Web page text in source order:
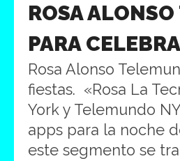
ROSA
PARA
Rosa Alonso
fiestas. «Rosa La
York y Telemundo
apps para la noche
este segmento se